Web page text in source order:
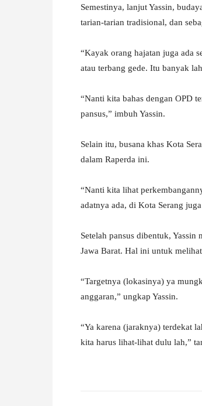
Semestinya, lanjut Yassin,
tarian-tarian tradisional, dan
“Kayak orang hajatan juga ada
atau terbang gede. Itu banyak
“Nanti kita bahas dengan OPD
pansus,” imbuh Yassin.
Selain itu, busana khas Kota
dalam Raperda ini.
“Nanti kita lihat
adatnya ada, di Kota Serang
Setelah pansus dibentuk,
Jawa Barat. Hal ini untuk
“Targetnya (lokasinya) ya
anggaran,” ungkap Yassin.
“Ya karena (jaraknya) terdekat
kita harus lihat-lihat dulu lah,”